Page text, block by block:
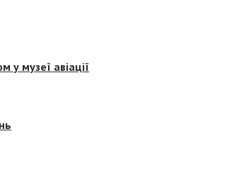
у музеї авіації